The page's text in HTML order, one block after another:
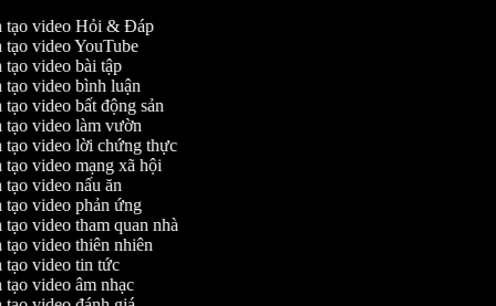
video Hỏi & Đáp
video YouTube
video bài tập
video bình luận
video bất động sản
video làm vườn
video lời chứng thực
video mạng xã hội
video nấu ăn
video phản ứng
video tham quan nhà
video thiên nhiên
video tin tức
video âm nhạc